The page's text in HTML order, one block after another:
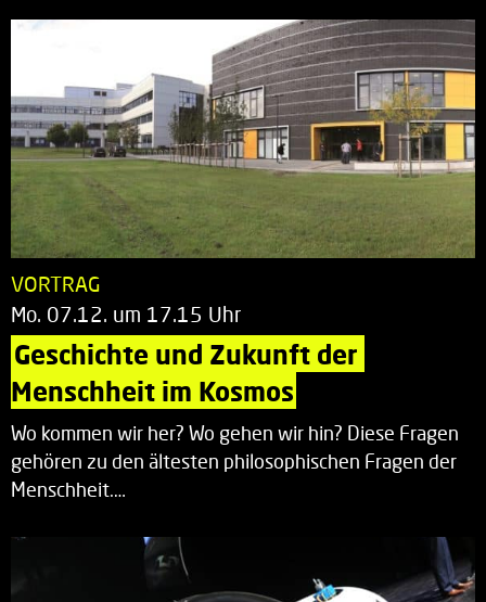
VORTRAG
Mo. 07.12. um 17.15 Uhr
Geschichte und Zukunft der
Menschheit im Kosmos
Wo kommen wir her? Wo gehen wir hin? Diese Fragen
gehören zu den ältesten philosophischen Fragen der
Menschheit.…